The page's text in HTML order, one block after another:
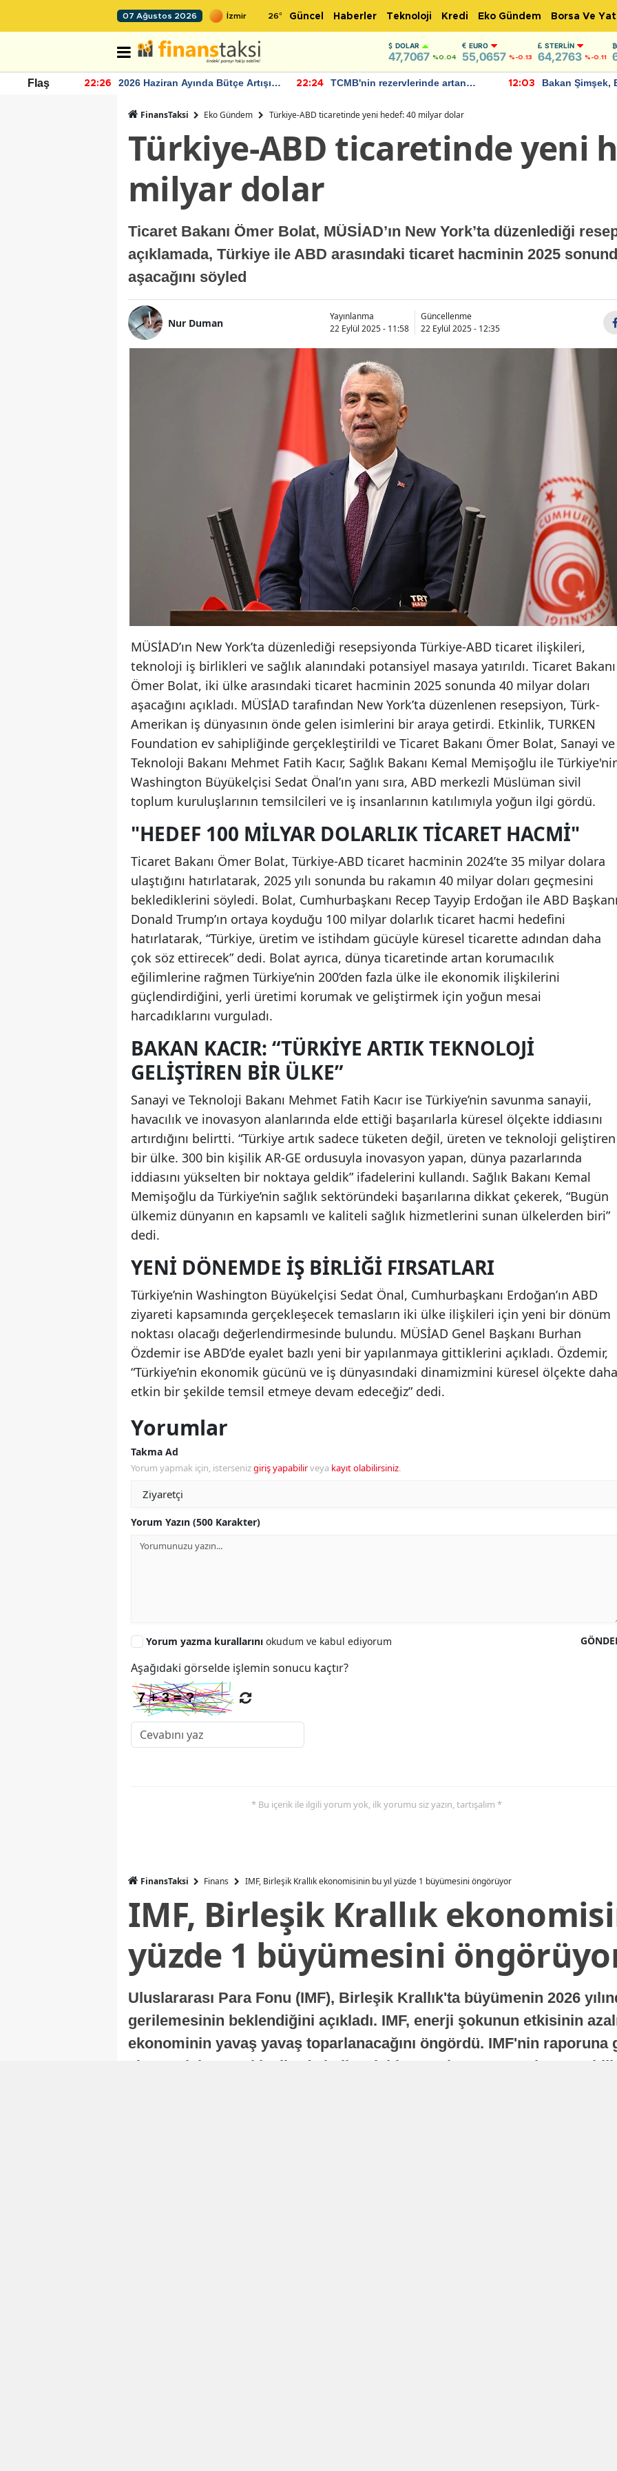
07 Ağustos 2026 26° Güncel Haberler Teknoloji Kredi Eko Gündem Borsa Ve
DOLAR
47,7067 %0.04
EURO
55,0657 %-0.13
STERLIN
64,2763 %-0.11
Flaş 22:26
2026 Haziran Ayında Bütçe Artışı
22:24
TCMB'nin rezervlerinde artan
12:03
Bakan Şimşek,
FinansTaksi Eko Gündem Türkiye-ABD ticaretinde yeni hedef: 40 milyar dolar
Türkiye-ABD ticaretinde yeni
milyar dolar
Ticaret Bakanı Ömer Bolat, MÜSİAD’ın New York’ta düzenlediği
açıklamada, Türkiye ile ABD arasındaki ticaret hacminin 2025
aşacağını söyled
Nur Duman
Yayınlanma
22 Eylül 2025 - 11:58
Güncellenme
22 Eylül 2025 - 12:35
MÜSİAD’ın New York’ta düzenlediği resepsiyonda Türkiye-ABD ticaret ilişkileri,
teknoloji iş birlikleri ve sağlık alanındaki potansiyel masaya yatırıldı. Ticaret Bakanı
Ömer Bolat, iki ülke arasındaki ticaret hacminin 2025 sonunda 40 milyar doları
aşacağını açıkladı. MÜSİAD tarafından New York’ta düzenlenen resepsiyon, Türk-
Amerikan iş dünyasının önde gelen isimlerini bir araya getirdi. Etkinlik, TURKEN
Foundation ev sahipliğinde gerçekleştirildi ve Ticaret Bakanı Ömer Bolat, Sanayi ve
Teknoloji Bakanı Mehmet Fatih Kacır, Sağlık Bakanı Kemal Memişoğlu ile
Washington Büyükelçisi Sedat Önal’ın yanı sıra, ABD merkezli Müslüman sivil
toplum kuruluşlarının temsilcileri ve iş insanlarının katılımıyla yoğun ilgi gördü.
"HEDEF 100 MILYAR DOLARLIK TICARET HACMI"
Ticaret Bakanı Ömer Bolat, Türkiye-ABD ticaret hacminin 2024’te 35 milyar dolara
ulaştığını hatırlatarak, 2025 yılı sonunda bu rakamın 40 milyar doları geçmesini
beklediklerini söyledi. Bolat, Cumhurbaşkanı Recep Tayyip Erdoğan ile ABD
Donald Trump’ın ortaya koyduğu 100 milyar dolarlık ticaret hacmi hedefini
hatırlatarak, “Türkiye, üretim ve istihdam gücüyle küresel ticarette adından daha
çok söz ettirecek” dedi. Bolat ayrıca, dünya ticaretinde artan korumacılık
eğilimlerine rağmen Türkiye’nin 200’den fazla ülke ile ekonomik ilişkilerini
güçlendirdiğini, yerli üretimi korumak ve geliştirmek için yoğun mesai
harcadıklarını vurguladı.
BAKAN KACIR: “TÜRKIYE ARTIK TEKNOLOJI
GELIŞTIREN BIR ÜLKE”
Sanayi ve Teknoloji Bakanı Mehmet Fatih Kacır ise Türkiye’nin savunma sanayii,
havacılık ve inovasyon alanlarında elde ettiği başarılarla küresel ölçekte iddiasını
artırdığını belirtti. “Türkiye artık sadece tüketen değil, üreten ve teknoloji geliştiren
bir ülke. 300 bin kişilik AR-GE ordusuyla inovasyon yapan, dünya pazarlarında
iddiasını yükselten bir noktaya geldik” ifadelerini kullandı. Sağlık Bakanı Kemal
Memişoğlu da Türkiye’nin sağlık sektöründeki başarılarına dikkat çekerek, “Bugün
ülkemiz dünyanın en kapsamlı ve kaliteli sağlık hizmetlerini sunan ülkelerden biri”
dedi.
YENI DÖNEMDE IŞ BIRLIĞI FIRSATLARI
Türkiye’nin Washington Büyükelçisi Sedat Önal, Cumhurbaşkanı Erdoğan’ın ABD
ziyareti kapsamında gerçekleşecek temasların iki ülke ilişkileri için yeni bir dönüm
noktası olacağı değerlendirmesinde bulundu. MÜSİAD Genel Başkanı Burhan
Özdemir ise ABD’de eyalet bazlı yeni bir yapılanmaya gittiklerini açıkladı. Özdemir,
“Türkiye’nin ekonomik gücünü ve iş dünyasındaki dinamizmini küresel ölçekte daha
etkin bir şekilde temsil etmeye devam edeceğiz” dedi.
Yorumlar
Takma Ad
Yorum yapmak için, istersenizgiriş yapabilirveya kayıt olabilirsiniz.
Yorum Yazın (500 Karakter)
Yorum yazma kurallarını okudum ve kabul ediyorum
Aşağıdaki görselde işlemin sonucu kaçtır?
* Bu içerik ile ilgili yorum yok, ilk yorumu siz yazın, tartışalım *
FinansTaksi Finans IMF, Birleşik Krallık ekonomisinin bu yıl yüzde 1 büyümesini öngörüyor
IMF, Birleşik Krallık
yüzde 1 büyümesini
Uluslararası Para Fonu (IMF), Birleşik Krallık'ta büyümenin 2026
gerilemesinin beklendiğini açıkladı. IMF, enerji şokunun etkisinin
ekonominin yavaş yavaş toparlanacağını öngördü. IMF'nin raporuna
ekonomisi, sonraki yıllarda istikrarlı bir toparlanma süreci